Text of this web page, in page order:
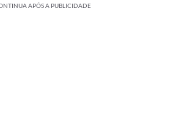
APÓS A PUBLICIDADE